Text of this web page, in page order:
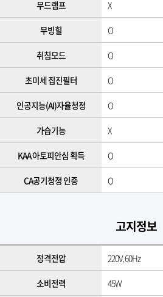
무드램프 ​X​
무빙힐 O
취침모드 O
초미세 집진필터 O
인공지능(AI)자율청정 O
가습기능 X
KAA 아토피안심 획득 O
CA공기청정 인증 O
고지정보
정격전압 220V, 60Hz
소비전력 45W